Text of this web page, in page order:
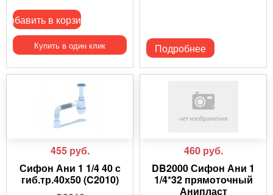
Добавить в корзину
Купить в один клик Подробнее
455 руб.
Сифон Ани 1 1/4 40 с
гиб.тр.40х50 (C2010)
460 руб.
DB2000 Сифон Ани 1
1/4*32 прямоточный
Анипласт